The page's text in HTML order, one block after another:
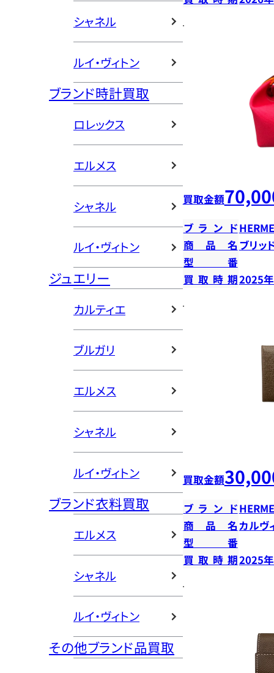
シャネル
ルイ・ヴィトン
ブランド時計買取
ロレックス
エルメス
シャネル
ルイ・ヴィトン
ジュエリー
カルティエ
ブルガリ
エルメス
シャネル
ルイ・ヴィトン
ブランド衣料買取
エルメス
シャネル
ルイ・ヴィトン
その他ブランド品買取
買取金額
ブランド
商品名 ブリッ
型番
買取時期2025
買取金額
ブランド
商品名カルヴ
型番
買取時期2025